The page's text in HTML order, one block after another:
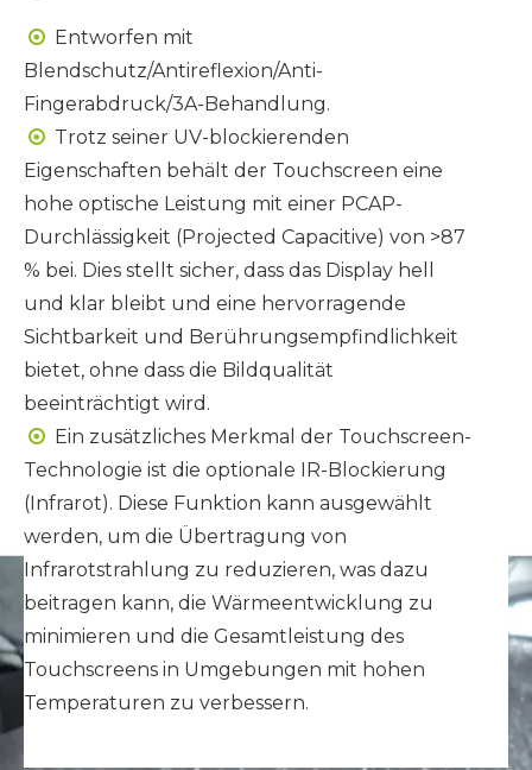
 Entworfen mit
Blendschutz/Antireflexion/Anti-
Fingerabdruck/3A-Behandlung.
 Trotz seiner UV-blockierenden
Eigenschaften behält der Touchscreen eine
hohe optische Leistung mit einer PCAP-
Durchlässigkeit (Projected Capacitive) von >87
% bei. Dies stellt sicher, dass das Display hell
und klar bleibt und eine hervorragende
Sichtbarkeit und Berührungsempfindlichkeit
bietet, ohne dass die Bildqualität
beeinträchtigt wird.
 Ein zusätzliches Merkmal der Touchscreen-
Technologie ist die optionale IR-Blockierung
(Infrarot). Diese Funktion kann ausgewählt
werden, um die Übertragung von
Infrarotstrahlung zu reduzieren, was dazu
beitragen kann, die Wärmeentwicklung zu
minimieren und die Gesamtleistung des
Touchscreens in Umgebungen mit hohen
Temperaturen zu verbessern.